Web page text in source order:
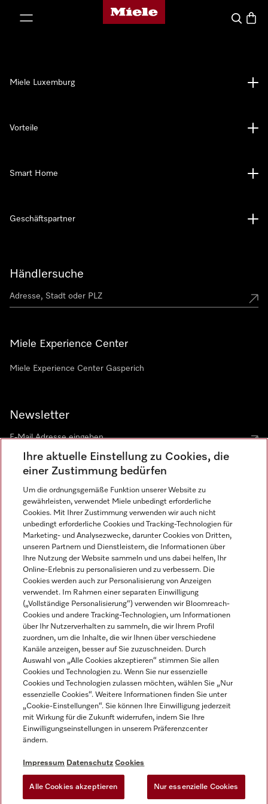
Miele-Homepage
Suche
Händlersuche
Miele Experience Center
Miele Experience Center Gasperich
Newsletter
Sprache
DEUTSCH
Miele Luxemburg
Vorteile
Smart Home
Geschäftspartner
Impressum
AGB
Datenschutz
Nutzungsbedingungen
Gesetzen über digitale Dienste
Cookie-Einstellungen
Miele auf Instagram
Miele auf Youtube
Ihre aktuelle Einstellung zu Cookies, die
einer Zustimmung bedürfen
Um die ordnungsgemäße Funktion unserer Website zu
gewährleisten, verwendet Miele unbedingt erforderliche
Cookies. Mit Ihrer Zustimmung verwenden wir auch nicht
unbedingt erforderliche Cookies und Tracking-Technologien für
Marketing- und Analysezwecke, darunter Cookies von Dritten,
unseren Partnern und Dienstleistern, die Informationen über
Ihre Nutzung der Website sammeln und uns dabei helfen, Ihr
Online-Erlebnis zu personalisieren und zu verbessern. Die
Cookies werden auch zur Personalisierung von Anzeigen
verwendet. Im Rahmen einer separaten Einwilligung
(„Vollständige Personalisierung“) verwenden wir Bloomreach-
Cookies und andere Tracking-Technologien, um Informationen
über Ihr Nutzerverhalten zu sammeln, die wir Ihrem Profil
zuordnen, um die Inhalte, die wir Ihnen über verschiedene
Kanäle anzeigen, besser auf Sie zuzuschneiden. Durch
Auswahl von „Alle Cookies akzeptieren“ stimmen Sie allen
Cookies und Technologien zu. Wenn Sie nur essenzielle
Cookies und Technologien zulassen möchten, wählen Sie „Nur
essenzielle Cookies“. Weitere Informationen finden Sie unter
„Cookie-Einstellungen“. Sie können Ihre Einwilligung jederzeit
mit Wirkung für die Zukunft widerrufen, indem Sie Ihre
Einwilligungseinstellungen in unserem Präferenzcenter
ändern.
Impressum Datenschutz Cookies
Alle Cookies akzeptieren Nur essenzielle Cookies